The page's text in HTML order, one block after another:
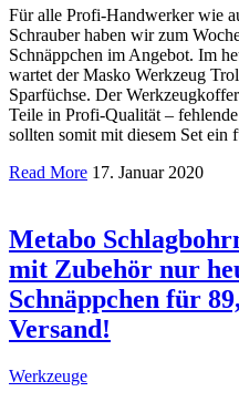
Für alle Profi-Handwerker wie
Schrauber haben wir zum
Schnäppchen im Angebot. Im
wartet der Masko Werkzeug
Sparfüchse. Der
Teile in Profi-Qualität –
sollten somit mit diesem Set
Read More 17. Januar 2020
Metabo
mit Zubehör nur
Schnäppchen für
Versand!
Werkzeuge